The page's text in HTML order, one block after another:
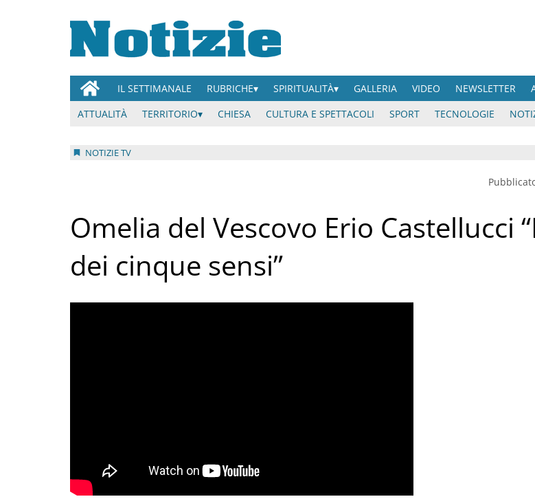
IL SETTIMANALE RUBRICHE SPIRITUALITÀ GALLERIA VIDEO NEWSLETTER
ATTUALITÀ
TERRITORIO CHIESA CULTURA E SPETTACOLI SPORT TECNOLOGIE
NOTIZIE TV
Omelia del Vescovo Erio Castellucci
dei cinque sensi”